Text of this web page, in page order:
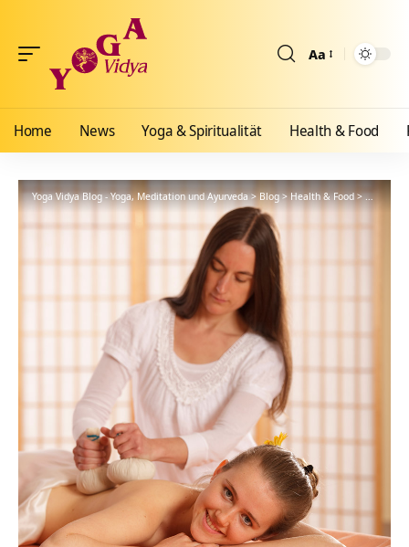
Aa
Home News Yoga & Spiritualität Health & Food
Yoga Vidya Blog - Yoga, Meditation und Ayurveda>Blog>Health & Food>Ayurveda